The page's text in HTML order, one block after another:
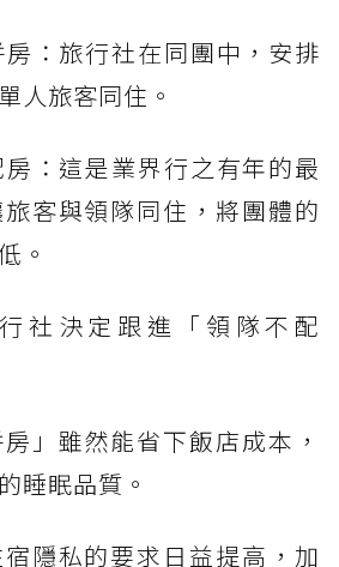
：旅行社在同團中，安排
人旅客同住。
：這是業界行之有年的最
客與領隊同住，將團體的
。
社決定跟進「領隊不配
」雖然能省下飯店成本，
睡眠品質。
隱私的要求日益提高，加